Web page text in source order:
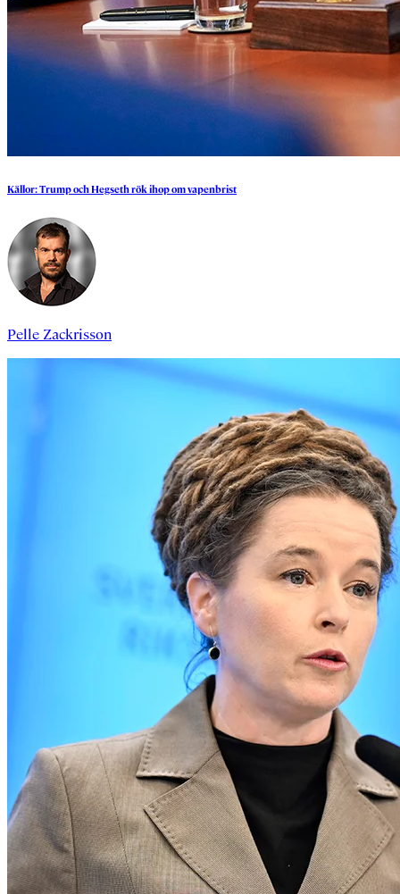
Källor:TrumpochHegsethrök ihopomvapenbrist
Pelle Zackrisson